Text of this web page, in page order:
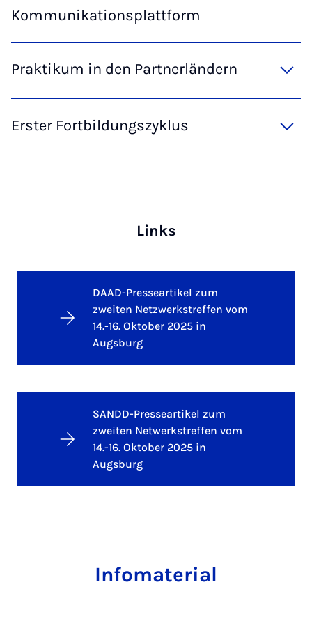
Kommunikationsplattform
Praktikum in den Partnerländern
Erster Fortbildungszyklus
Links
DAAD-Presseartikel zum
zweiten Netzwerkstreffen vom
14.-16. Oktober 2025 in
Augsburg
SANDD-Presseartikel zum
zweiten Netwerkstreffen vom
14.-16. Oktober 2025 in
Augsburg
Infomaterial